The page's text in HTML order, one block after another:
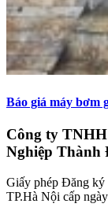
Báo giá máy bơm
Công ty
Nghiệp Thành
Giấy phép Đăng
TP.Hà Nội cấp